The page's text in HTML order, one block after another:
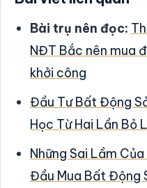
Bài trụ nên đọc:
NĐT Bắc nên mua
khởi công
Đầu Tư Bất Động
Học Từ Hai Lần Bỏ
Những Sai Lầm
Đầu Mua Bất Động